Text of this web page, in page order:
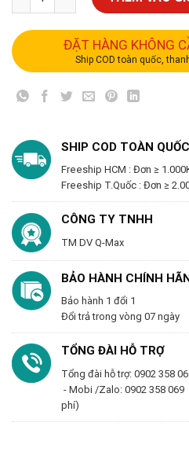
ĐẶT HÀNG KHÔNG
Ship COD toàn quốc,
SHIP COD TOÀN QUỐC
Freeship HCM : Đơn ≥
Freeship T.Quốc : Đơn ≥
CÔNG TY TNHH
TM DV Q-Max
BẢO HÀNH CHÍNH
Bảo hành 1 đổi 1
Đổi trả trong vòng 07 ngày
TỔNG ĐÀI HỖ TRỢ
Tổng đài hỗ trợ: 0902 358
- Mobi /Zalo: 0902 358
phí)